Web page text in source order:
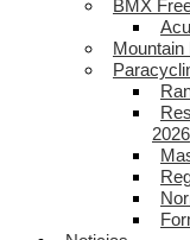
BMX
Mountain
2026